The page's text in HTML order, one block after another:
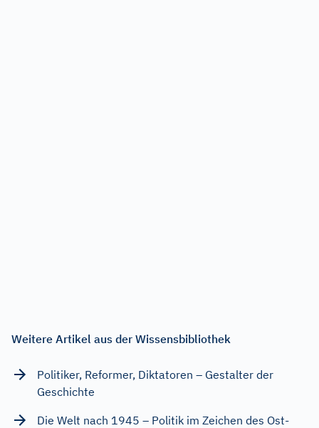
Weitere Artikel aus der Wissensbibliothek
Politiker, Reformer, Diktatoren – Gestalter der
Geschichte
Die Welt nach 1945 – Politik im Zeichen des Ost-